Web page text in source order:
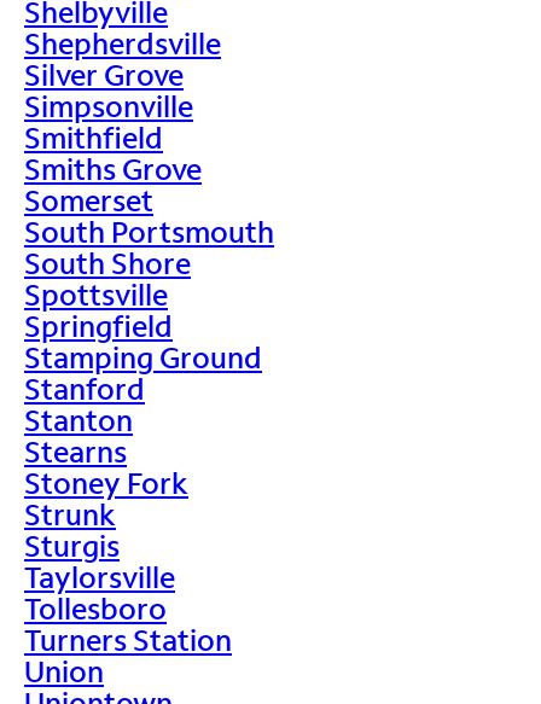
Shelbyville
Shepherdsville
Silver Grove
Simpsonville
Smithfield
Smiths Grove
Somerset
South Portsmouth
South Shore
Spottsville
Springfield
Stamping Ground
Stanford
Stanton
Stearns
Stoney Fork
Strunk
Sturgis
Taylorsville
Tollesboro
Turners Station
Union